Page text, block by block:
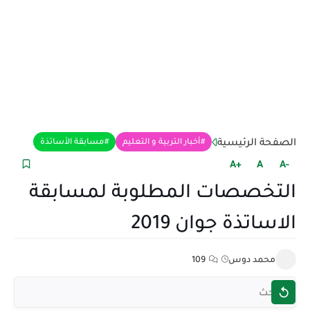
الصفحة الرئيسية أخبار التربية و التعليم مسابقة الأساتذة
+A A -A
التخصصات المطلوبة لمسابقة
الاساتذة جوان 2019
محمد دوس 109